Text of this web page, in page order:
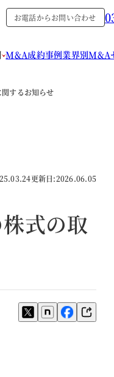
お電話からお問い合わせ
M&A成約事例業界別M&A
するお知らせ
更新日:2026.06.05
式の取